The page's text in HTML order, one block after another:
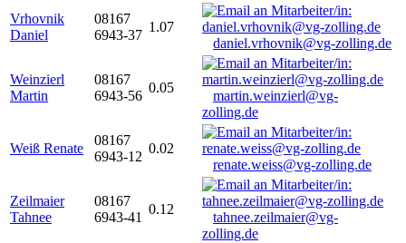
Vrhovnik
Daniel
08167
6943-37
1.07
daniel.vrhovnik@vg-zolling.de
Weinzierl
Martin
08167
6943-56
0.05
martin.weinzierl@vg-
zolling.de
Weiß Renate
08167
6943-12
0.02
renate.weiss@vg-zolling.de
Zeilmaier
Tahnee
08167
6943-41
0.12
tahnee.zeilmaier@vg-
zolling.de